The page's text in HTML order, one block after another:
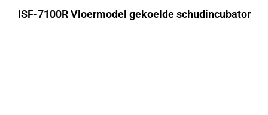
ISF-7100R Vloermodel gekoelde schudincubator